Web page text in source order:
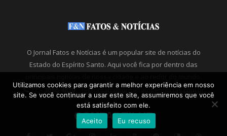
O Jornal Fatos e Notícias é um popular site de notícias do
Estado do Espírito Santo. Aqui você fica por dentro das
27 –3086-4830 contato@jornalfatosenoticias.com.br
COMPARTILHE
Utilizamos cookies para garantir a melhor experiência em nosso
site. Se você continuar a usar este site, assumiremos que você
está satisfeito com ele.
Aceito
Eu recuso